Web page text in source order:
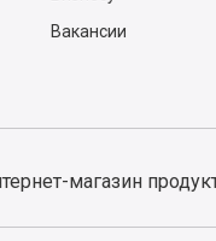
Вакансии
магазин